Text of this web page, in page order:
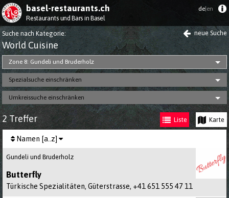
basel-restaurants.ch
Restaurants und Bars in Basel
de|en
Suche nach Kategorie: neue Suche
World Cuisine
Zone 8: Gundeli und Bruderholz
Spezialsuche einschränken
Umkreissuche einschränken
2 Treffer Liste Karte
Namen [a..z]
Gundeli und Bruderholz
Butterfly
Türkische Spezialitäten, Güterstrasse, +41 651 555 47 11